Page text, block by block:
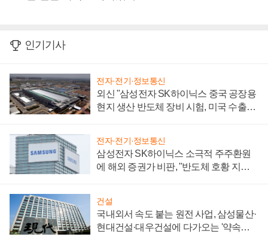
인기기사
전자·전기·정보통신
외신 "삼성전자 SK하이닉스 중국 공장용
현지 생산 반도체 장비 시험, 미국 수출통
전자·전기·정보통신
삼성전자 SK하이닉스 소극적 주주환원
에 해외 증권가 비판, "반도체 호황 지속
건설
국내외서 속도 붙는 원전 사업, 삼성물산·
현대건설·대우건설에 다가오는 '약속의